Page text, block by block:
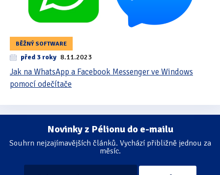
BĚŽNÝ SOFTWARE
před 3 roky 8.11.2023
Jak na WhatsApp a Facebook Messenger ve Windows
pomocí odečítače
Novinky z Pélionu do e-mailu
Souhrn nejzajímavějších článků. Vychází přibližně jednou za
měsíc.